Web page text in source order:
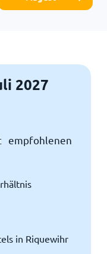
2027
empfohlenen
in Riquewihr